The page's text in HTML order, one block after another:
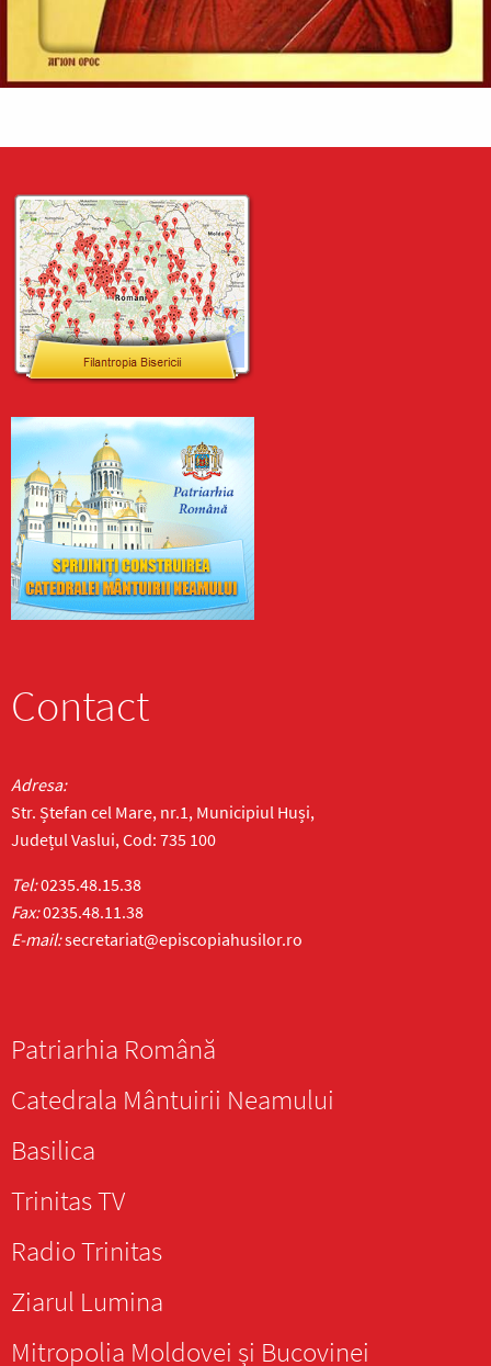
Contact
Adresa:
Str. Ștefan cel Mare, nr.1, Municipiul Huși,
Județul Vaslui, Cod: 735 100
Tel:0235.48.15.38
Fax:0235.48.11.38
E-mail:secretariat@episcopiahusilor.ro
Patriarhia Română
Catedrala Mântuirii Neamului
Basilica
Trinitas TV
Radio Trinitas
Ziarul Lumina
Mitropolia Moldovei și Bucovinei